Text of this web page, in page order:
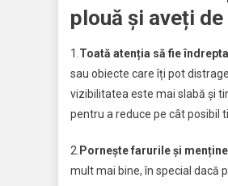
plouă și aveți
1.Toată atenția să fie
sau obiecte care îți pot
vizibilitatea este mai slabă şi
pentru a reduce pe cât posibil
2. Porneşte farurile și
mult mai bine, în special dacă